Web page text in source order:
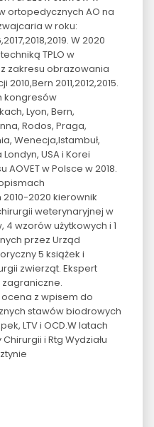
ortopedycznych AO na
w roku:
W 2020
TPLO w
zakresu obrazowania
2010,Bern 2011,2012,2015.
kongresów
Lyon, Bern,
Rodos, Praga,
Wenecja,Istambuł,
USA i Korei
AOVET w Polsce w 2018.
2020 kierownik
weterynaryjnej w
wzorów użytkowych i 1
przez Urząd
5 książek i
zwierząt. Ekspert
z wpisem do
stawów biodrowych
LTV i OCD.W latach
i Rtg Wydziału